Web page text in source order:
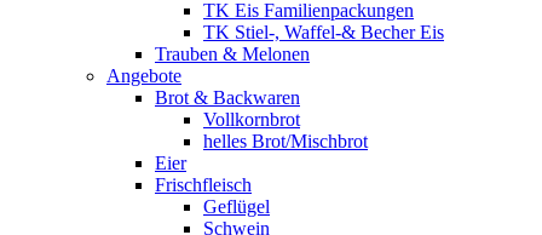
TK Eis Familienpackungen
TK Stiel-, Waffel-& Becher Eis
Trauben & Melonen
Angebote
Brot & Backwaren
Vollkornbrot
helles Brot/Mischbrot
Eier
Frischfleisch
Geflügel
Schwein